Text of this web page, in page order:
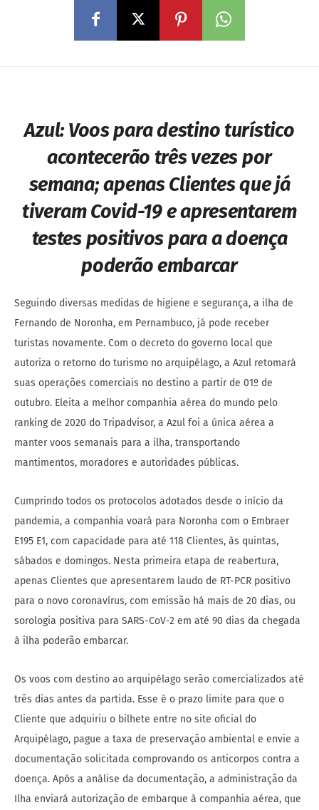
Azul:Voos para destino turístico
acontecerão três vezes por
semana; apenas Clientes que já
tiveram Covid-19 e apresentarem
testes positivos para a doença
poderão embarcar
Seguindo diversas medidas de higiene e segurança, a ilha de
Fernando de Noronha, em Pernambuco, já pode receber
turistas novamente. Com o decreto do governo local que
autoriza o retorno do turismo no arquipélago, a Azul retomará
suas operações comerciais no destino a partir de 01º de
outubro. Eleita a melhor companhia aérea do mundo pelo
ranking de 2020 do Tripadvisor, a Azul foi a única aérea a
manter voos semanais para a ilha, transportando
mantimentos, moradores e autoridades públicas.
Cumprindo todos os protocolos adotados desde o início da
pandemia, a companhia voará para Noronha com o Embraer
E195 E1, com capacidade para até 118 Clientes, às quintas,
sábados e domingos. Nesta primeira etapa de reabertura,
apenas Clientes que apresentarem laudo de RT-PCR positivo
para o novo coronavírus, com emissão há mais de 20 dias, ou
sorologia positiva para SARS-CoV-2 em até 90 dias da chegada
à ilha poderão embarcar.
Os voos com destino ao arquipélago serão comercializados até
três dias antes da partida. Esse é o prazo limite para que o
Cliente que adquiriu o bilhete entre no site oficial do
Arquipélago, pague a taxa de preservação ambiental e envie a
documentação solicitada comprovando os anticorpos contra a
doença. Após a análise da documentação, a administração da
Ilha enviará autorização de embarque à companhia aérea, que